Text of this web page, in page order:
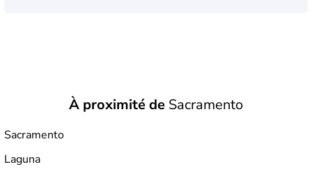
À proximité de Sacramento
Sacramento
Laguna